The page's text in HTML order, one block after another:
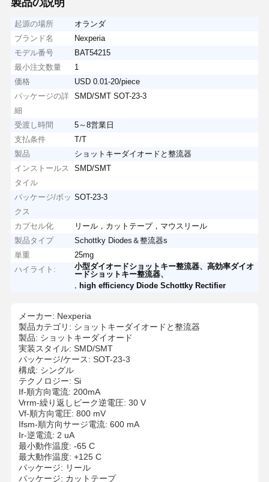
起源の場所
オランダ
ブランド名
Nexperia
モデル番号
BAT54215
最小注文数量
1
価格
USD 0.01-20/piece
パッケージの詳
細
SMD/SMT SOT-23-3
受渡し時間
5～8営業日
支払条件
T/T
製品
ショットキーダイオードと整流器
インストールス
タイル
SMD/SMT
パッケージ/ボッ
クス
SOT-23-3
カプセル化
リール，カットテープ，マウスリール
製品タイプ
Schottky Diodes＆整流器s
単重
25mg
ハイライト:
小型ダイオードショットキー整流器、高効率ダイオ
ードショットキー整流器、
high efficiency Diode Schottky Rectifier
メーカー: Nexperia
製品カテゴリ: ショットキーダイオードと整流器
製品: ショットキーダイオード
実装スタイル: SMD/SMT
パッケージ/ケース: SOT-23-3
構成: シングル
テクノロジー: Si
If-順方向電流: 200mA
Vrrm-繰り返しピーク逆電圧: 30 V
Vf-順方向電圧: 800 mV
Ifsm-順方向サージ電流: 600 mA
Ir-逆電流: 2 uA
最小動作温度: -65 C
最大動作温度: +125 C
パッケージ: リール
パッケージ: カットテープ